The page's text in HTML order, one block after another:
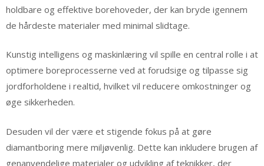
holdbare og effektive borehoveder, der kan bryde igennem
de hårdeste materialer med minimal slidtage.
Kunstig intelligens og maskinlæring vil spille en central rolle i at
optimere boreprocesserne ved at forudsige og tilpasse sig
jordforholdene i realtid, hvilket vil reducere omkostninger og
øge sikkerheden.
Desuden vil der være et stigende fokus på at gøre
diamantboring mere miljøvenlig. Dette kan inkludere brugen af
genanvendelige materialer og udvikling af teknikker, der